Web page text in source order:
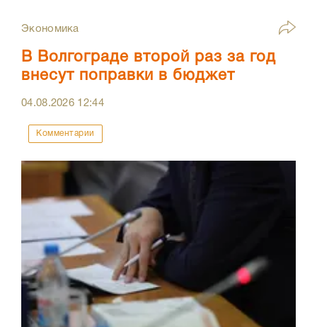
Экономика
В Волгограде второй раз за год
внесут поправки в бюджет
04.08.2026 12:44
Комментарии